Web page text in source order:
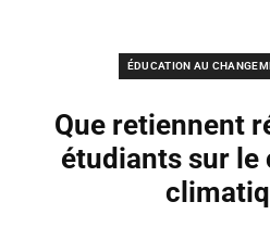
ÉDUCATION AU
Que retiennent
étudiants sur le